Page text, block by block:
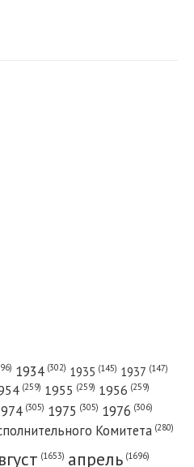
1934 (302) 1935 (145) 1937 (147)
(259) 1955 (259) 1956 (259)
(305) 1975 (305) 1976 (306)
Комитета (280)
(1653) апрель (1696)